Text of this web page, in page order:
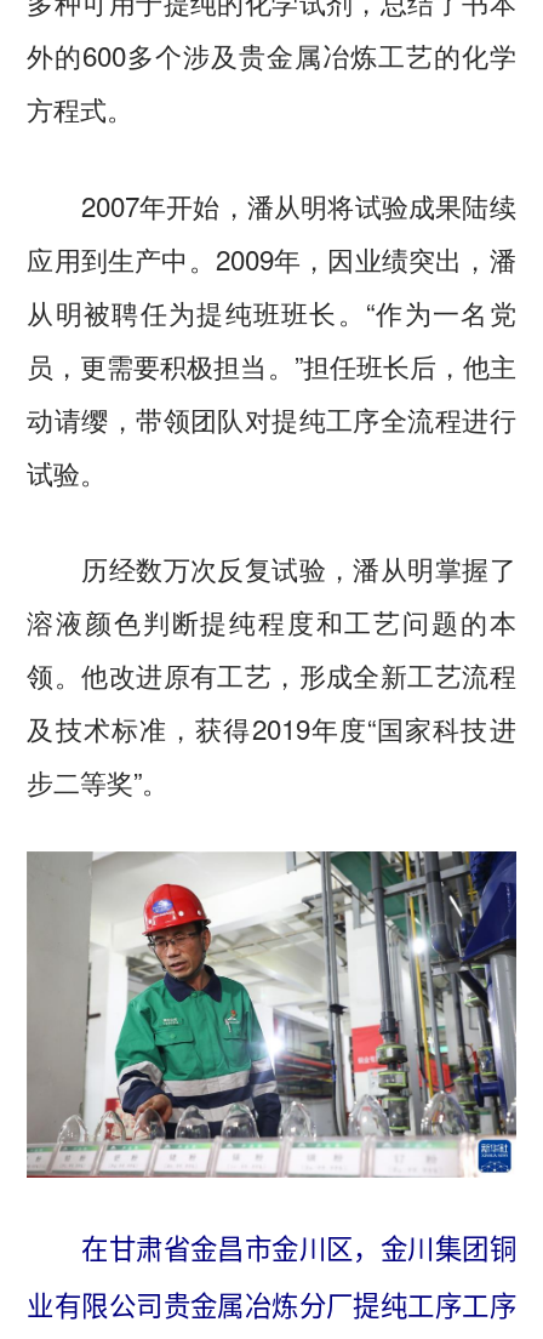
外的600多个涉及贵金属冶炼工艺的化学
方程式。
2007年开始，潘从明将试验成果陆续
应用到生产中。2009年，因业绩突出，潘
从明被聘任为提纯班班长。“作为一名党
员，更需要积极担当。”担任班长后，他主
动请缨，带领团队对提纯工序全流程进行
试验。
历经数万次反复试验，潘从明掌握了
溶液颜色判断提纯程度和工艺问题的本
领。他改进原有工艺，形成全新工艺流程
及技术标准，获得2019年度“国家科技进
步二等奖”。
在甘肃省金昌市金川区，金川集团铜
业有限公司贵金属冶炼分厂提纯工序工序